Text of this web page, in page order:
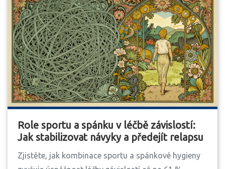
Role sportu a spánku v léčbě závislostí:
Jak stabilizovat návyky a předejít relapsu
Zjistěte, jak kombinace sportu a spánkové hygieny